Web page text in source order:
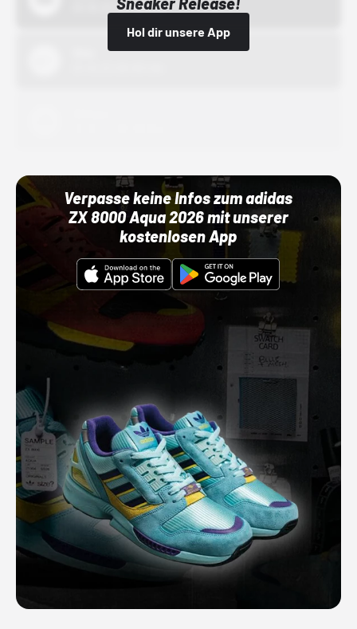
Hol dir unsere App
01.10.22 00:00 Uhr
Verpasse keine Infos zum adidas
ZX 8000 Aqua 2026 mit unserer
kostenlosen App